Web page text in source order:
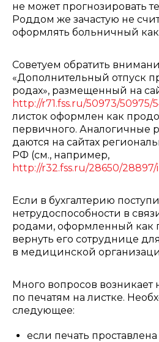
не может прогнозировать
Роддом же зачастую не
оформлять больничный
Советуем обратить
«Дополнительный отпуск
родах», размещенный на
http://r71.fss.ru/50973/50975/
листок оформлен как
первичного. Аналогичные
даются на сайтах
РФ (см., например,
http://r32.fss.ru/28650/28897/
Если в бухгалтерию
нетрудоспособности в
родами, оформленный как
вернуть его сотруднице
в медицинской
Много вопросов возникает
по печатям на листке.
следующее:
если печать